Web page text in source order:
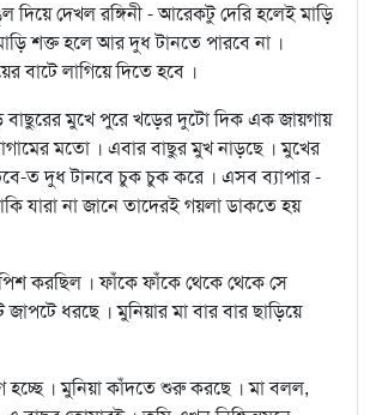
দিয়ে দেখল রঙ্গিনী - আরেকটু দেরি হলেই মাড়ি
শক্ত হলে আর দুধ টানতে পারবে না ।
বাটে লাগিয়ে দিতে হবে ।
মুখে পুরে খড়ের দুটো দিক এক জায়গায়
মতো । এবার বাছুর মুখ নাড়ছে । মুখের
ত দুধ টানবে চুক চুক করে । এসব ব্যাপার -
যারা না জানে তাদেরই গয়লা ডাকতে হয়
করছিল । ফাঁকে ফাঁকে থেকে থেকে সে
ধরছে । মুনিয়ার মা বার বার ছাড়িয়ে
হচ্ছে । মুনিয়া কাঁদতে শুরু করছে । মা বলল,